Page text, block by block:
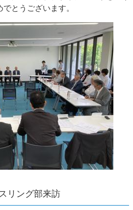
とうございます。
リング部来訪